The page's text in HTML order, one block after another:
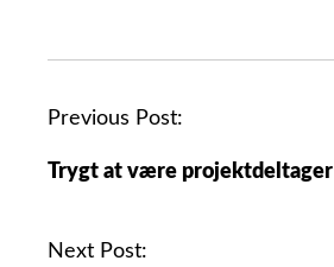
Previous Post:
Trygt at være projektdeltager
Next Post: